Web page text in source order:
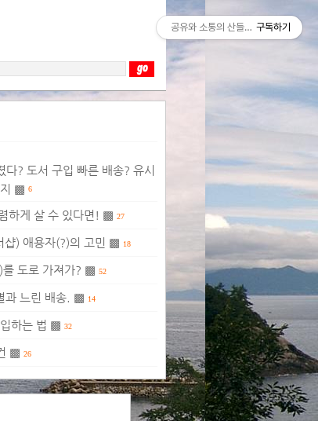
? 도서 구입 빠른 배송? 유시
지 ▩ 6
하게 살 수 있다면! ▩ 27
샵) 애용자(?)의 고민 ▩ 18
를 도로 가져가? ▩ 52
과 느린 배송. ▩ 14
하는 법 ▩ 32
▩ 26
공유와 소통의 산들바람구독하기